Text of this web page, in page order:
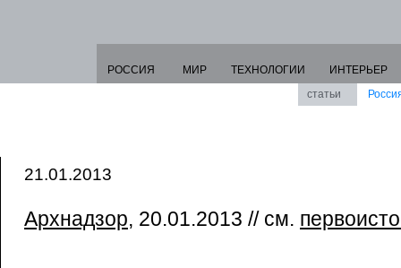
РОССИЯ МИР ТЕХНОЛОГИИ
ИНТЕРЬЕР
статьи
21.01.2013
Архнадзор, 20.01.2013 // см.